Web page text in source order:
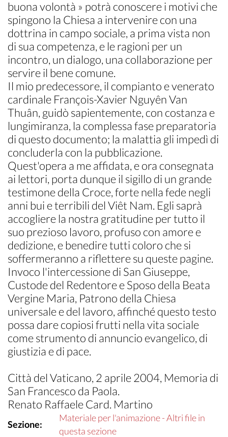
buona volontà » potrà conoscere i motivi che
spingono la Chiesa a intervenire con una
dottrina in campo sociale, a prima vista non
di sua competenza, e le ragioni per un
incontro, un dialogo, una collaborazione per
servire il bene comune.
Il mio predecessore, il compianto e venerato
cardinale François-Xavier Nguyên Van
Thuân, guidò sapientemente, con costanza e
lungimiranza, la complessa fase preparatoria
di questo documento; la malattia gli impedì di
concluderla con la pubblicazione.
Quest'opera a me affidata, e ora consegnata
ai lettori, porta dunque il sigillo di un grande
testimone della Croce, forte nella fede negli
anni bui e terribili del Viêt Nam. Egli saprà
accogliere la nostra gratitudine per tutto il
suo prezioso lavoro, profuso con amore e
dedizione, e benedire tutti coloro che si
soffermeranno a riflettere su queste pagine.
Invoco l'intercessione di San Giuseppe,
Custode del Redentore e Sposo della Beata
Vergine Maria, Patrono della Chiesa
universale e del lavoro, affinché questo testo
possa dare copiosi frutti nella vita sociale
come strumento di annuncio evangelico, di
giustizia e di pace.
Città del Vaticano, 2 aprile 2004, Memoria di
San Francesco da Paola.
Renato Raffaele Card. Martino
Sezione:
Materiale per l'animazione - Altri file in
questa sezione